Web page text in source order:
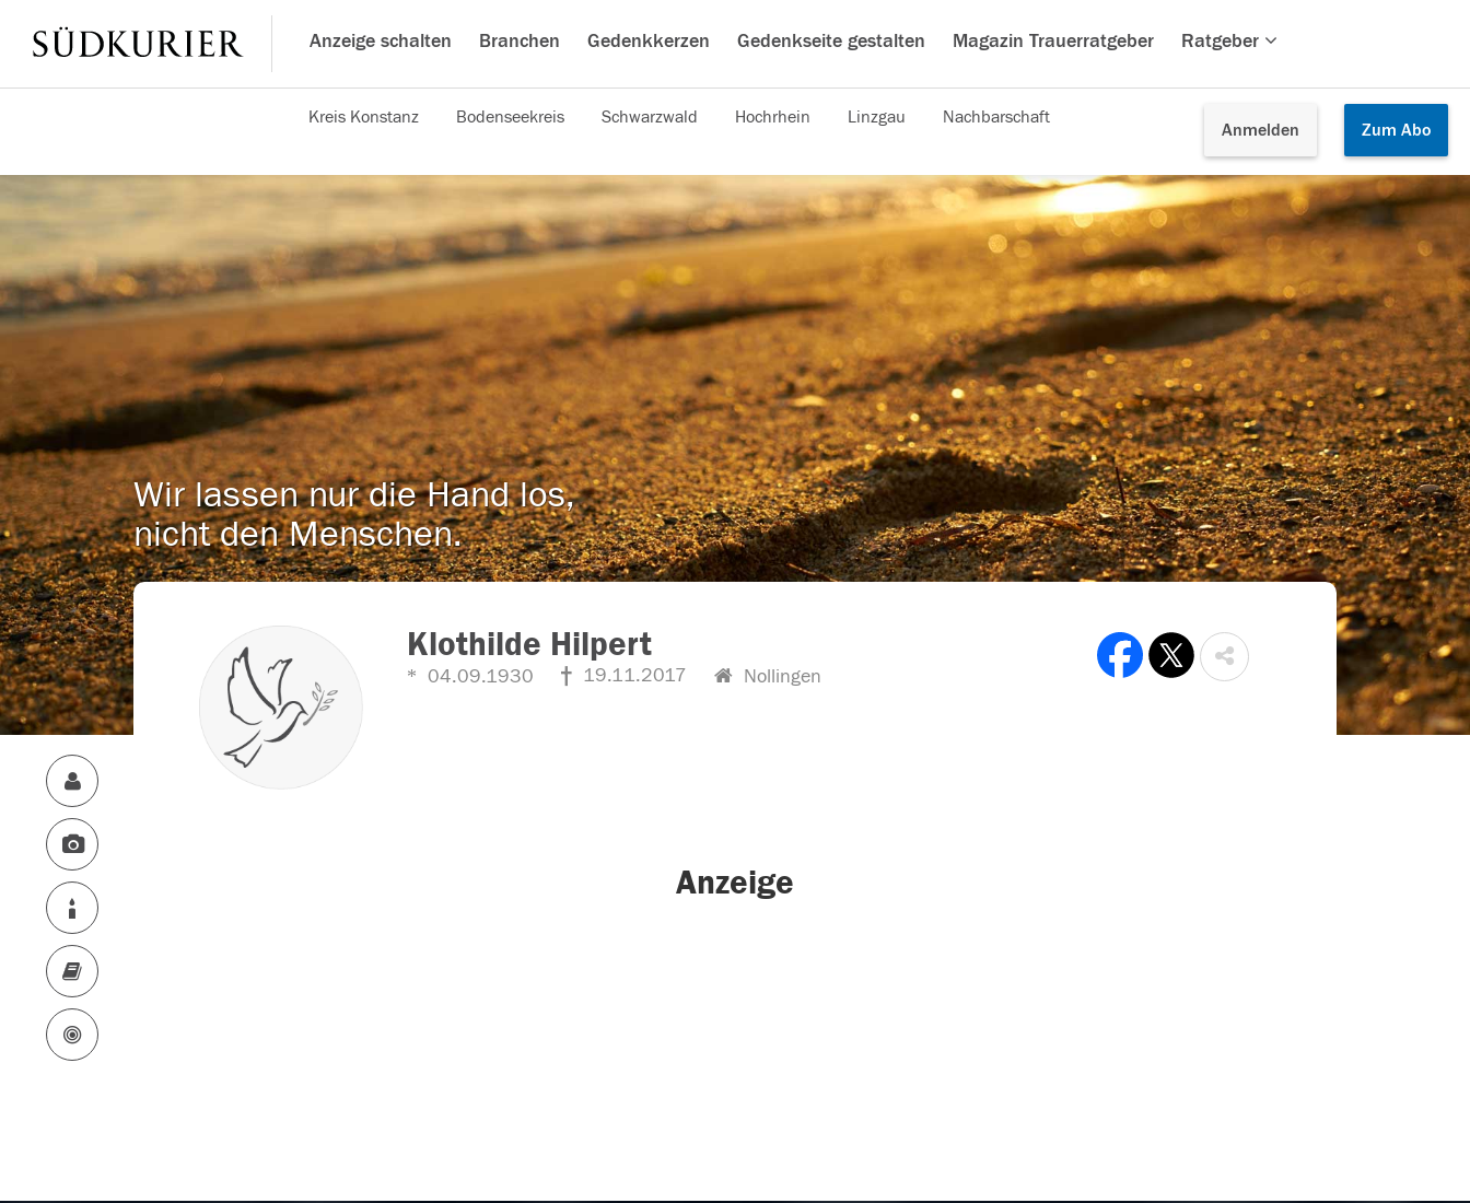
Anzeige schalten Branchen Gedenkkerzen Gedenkseite gestalten Magazin Trauerratgeber Ratgeber
Anmelden Zum Abo
Kreis Konstanz Bodenseekreis Schwarzwald Hochrhein Linzgau Nachbarschaft
Wir lassen nur die Hand los,
nicht den Menschen.
Klothilde Hilpert
04.09.1930 19.11.2017 Nollingen
Anzeige